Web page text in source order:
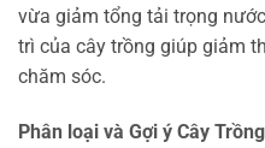
vừa giảm tổng tải trọng
trì của cây trồng giúp giảm
chăm sóc.
Phân loại và Gợi ý Cây